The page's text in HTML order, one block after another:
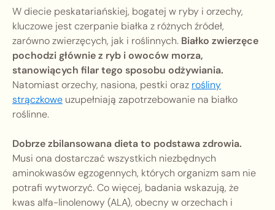
W diecie peskatariańskiej, bogatej w ryby i orzechy,
kluczowe jest czerpanie białka z różnych źródeł,
zarówno zwierzęcych, jak i roślinnych. Białko zwierzęce
pochodzi głównie z ryb i owoców morza,
stanowiących filar tego sposobu odżywiania.
Natomiast orzechy, nasiona, pestki oraz rośliny
strączkowe uzupełniają zapotrzebowanie na białko
roślinne.
Dobrze zbilansowana dieta to podstawa zdrowia.
Musi ona dostarczać wszystkich niezbędnych
aminokwasów egzogennych, których organizm sam nie
potrafi wytworzyć. Co więcej, badania wskazują, że
kwas alfa-linolenowy (ALA), obecny w orzechach i